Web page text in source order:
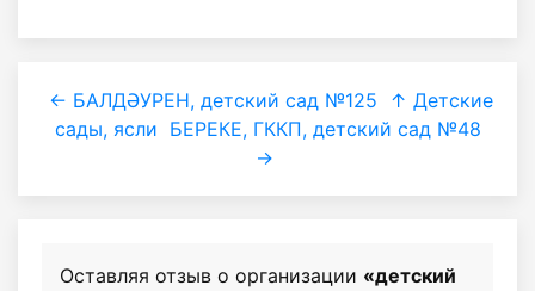
← БАЛДӘУРЕН, детский сад №125
↑ Детские
сады, ясли БЕРЕКЕ, ГККП, детский сад №48
→
Оставляя отзыв о организации «детский